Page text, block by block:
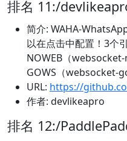
排名 11:/
简介: WAHA-
以在点击中配置！3个
NOWEB（websocket-
GOWS（websocket-
URL: https://
作者: devlikeapro
排名 12:/